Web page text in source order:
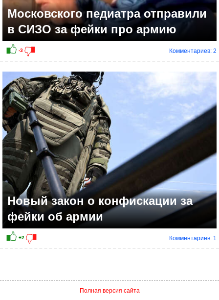
-3
Московского педиатра отправили
в СИЗО за фейки про армию
Комментариев: 2
Новый закон о конфискации за
фейки об армии
Комментариев: 1
Полная версия сайта